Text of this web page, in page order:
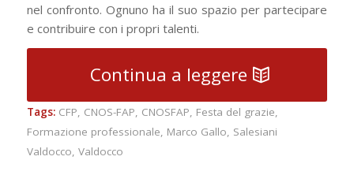
nel confronto. Ognuno ha il suo spazio per partecipare
e contribuire con i propri talenti.
Continua a leggere
Tags: CFP, CNOS-FAP, CNOSFAP, Festa del grazie,
Formazione professionale, Marco Gallo, Salesiani
Valdocco, Valdocco